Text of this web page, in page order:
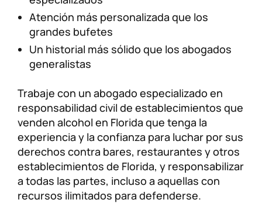
Atención más personalizada que los
grandes bufetes
Un historial más sólido que los abogados
generalistas
Trabaje con un abogado especializado en
responsabilidad civil de establecimientos que
venden alcohol en Florida que tenga la
experiencia y la confianza para luchar por sus
derechos contra bares, restaurantes y otros
establecimientos de Florida, y responsabilizar
a todas las partes, incluso a aquellas con
recursos ilimitados para defenderse.